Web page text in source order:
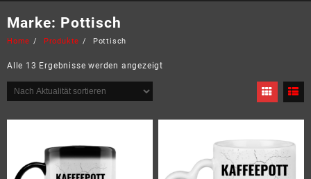
Marke: Pottisch
Home Produkte Pottisch
Alle 13 Ergebnisse werden angezeigt